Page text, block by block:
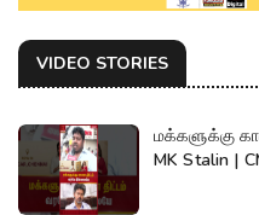
VIDEO STORIES
மக்களுக்கு
MK Stalin |